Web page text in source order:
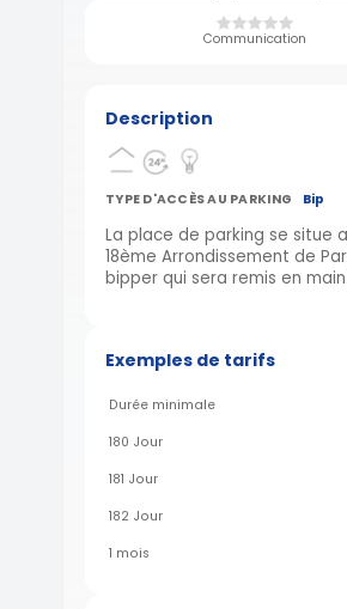
Communication
Description
TYPE D'ACCÈS AU PARKING Bip
La place de parking se situe
18ème Arrondissement de
bipper qui sera remis en
Exemples de tarifs
Durée minimale
180 Jour
181 Jour
182 Jour
1 mois